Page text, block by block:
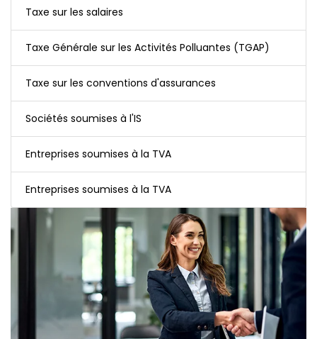
Taxe sur les salaires
Taxe Générale sur les Activités Polluantes (TGAP)
Taxe sur les conventions d'assurances
Sociétés soumises à l'IS
Entreprises soumises à la TVA
Entreprises soumises à la TVA